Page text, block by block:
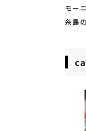
モー
糸島